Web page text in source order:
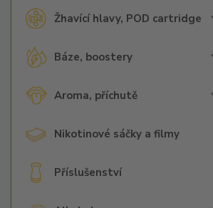
Žhavící hlavy, POD cartridge
Báze, boostery
Aroma, příchutě
Nikotinové sáčky a filmy
Příslušenství